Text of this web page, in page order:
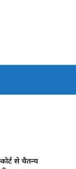
से चैतन्य